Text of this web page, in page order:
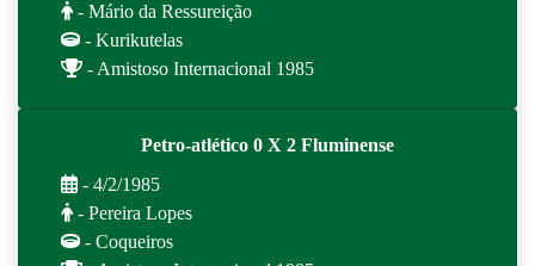
- Mário da Ressureição
- Kurikutelas
- Amistoso Internacional 1985
Petro-atlético 0 X 2 Fluminense
- 4/2/1985
- Pereira Lopes
- Coqueiros